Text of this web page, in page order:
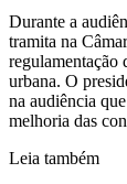
Durante a
tramita na
regulamentação
urbana. O
na audiência
melhoria das
Leia também